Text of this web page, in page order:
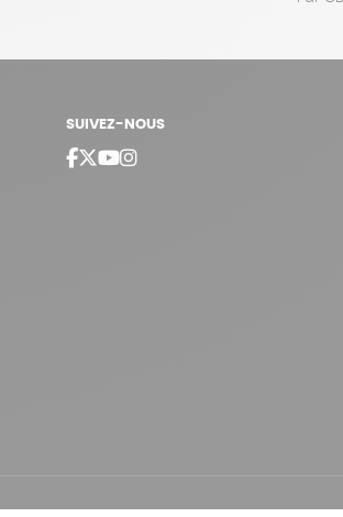
SUIVEZ-NOUS